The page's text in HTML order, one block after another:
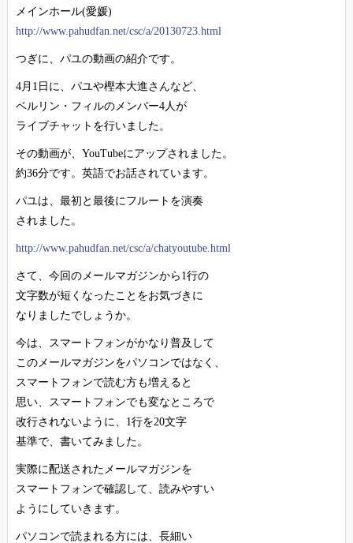
メインホール(愛媛)
http://www.pahudfan.net/csc/a/20130723.html
つぎに、パユの動画の紹介です。
4月1日に、パユや樫本大進さんなど、
ベルリン・フィルのメンバー4人が
ライブチャットを行いました。
その動画が、YouTubeにアップされました。
約36分です。英語でお話されています。
パユは、最初と最後にフルートを演奏
されました。
http://www.pahudfan.net/csc/a/chatyoutube.html
さて、今回のメールマガジンから1行の
文字数が短くなったことをお気づきに
なりましたでしょうか。
今は、スマートフォンがかなり普及して
このメールマガジンをパソコンではなく、
スマートフォンで読む方も増えると
思い、スマートフォンでも変なところで
改行されないように、1行を20文字
基準で、書いてみました。
実際に配送されたメールマガジンを
スマートフォンで確認して、読みやすい
ようにしていきます。
パソコンで読まれる方には、長細い